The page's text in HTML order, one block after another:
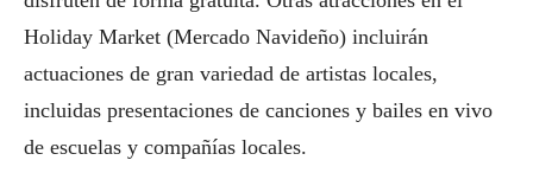
Holiday Market (Mercado Navideño) incluirán
actuaciones de gran variedad de artistas locales,
incluidas presentaciones de canciones y bailes en vivo
de escuelas y compañías locales.